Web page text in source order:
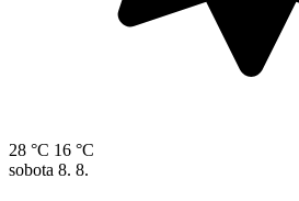
28 °C 16 °C
sobota 8. 8.